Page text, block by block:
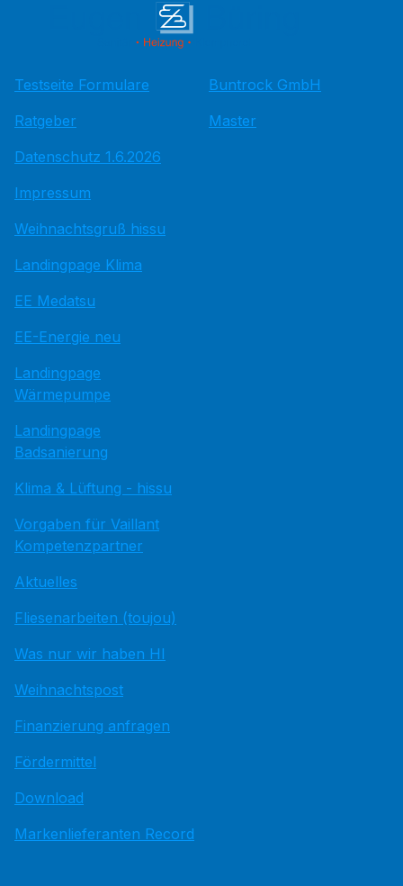
Testseite Formulare
Ratgeber
Datenschutz 1.6.2026
Impressum
Weihnachtsgruß hissu
Landingpage Klima
EE Medatsu
EE-Energie neu
Landingpage
Wärmepumpe
Landingpage
Badsanierung
Klima & Lüftung - hissu
Vorgaben für Vaillant
Kompetenzpartner
Aktuelles
Fliesenarbeiten (toujou)
Was nur wir haben HI
Weihnachtspost
Finanzierung anfragen
Fördermittel
Download
Markenlieferanten Record
Buntrock GmbH
Master